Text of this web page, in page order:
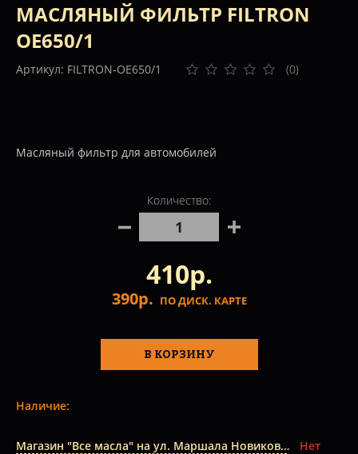
МАСЛЯНЫЙ ФИЛЬТР FILTRON
OE650/1
Артикул: FILTRON-OE650/1 (0)
Масляный фильтр для автомобилей
Количество:
410р.
390р. ПО ДИСК. КАРТЕ
В КОРЗИНУ
Наличие:
Магазин "Все масла" на ул. Маршала Новикова
Нет